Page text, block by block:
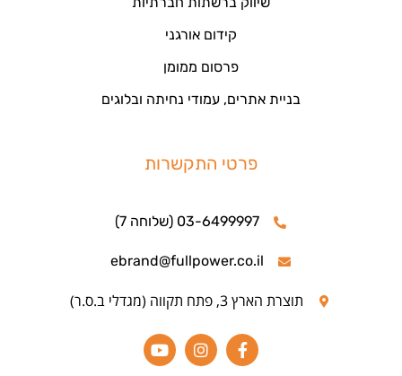
קידום אורגני
פרסום ממומן
בניית אתרים, עמודי נחיתה ובלוגים
פרטי התקשרות
03-6499997 (שלוחה 7)
ebrand@fullpower.co.il
תוצרת הארץ 3, פתח תקווה (מגדלי ב.ס.ר)